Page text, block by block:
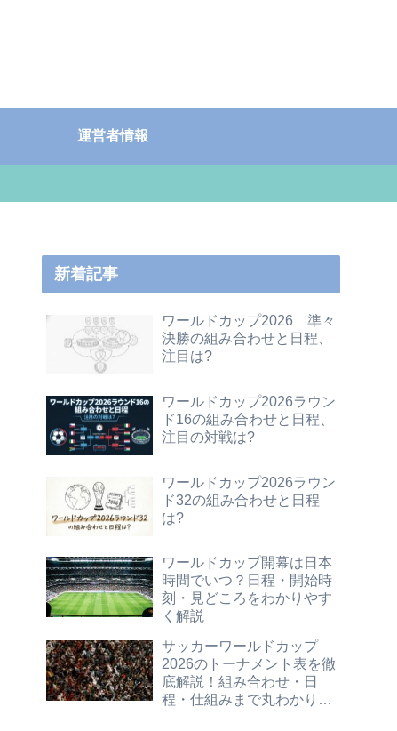
運営者情報
新着記事
ワールドカップ2026 準々
決勝の組み合わせと日程、
注目は?
ワールドカップ2026ラウン
ド16の組み合わせと日程、
注目の対戦は?
ワールドカップ2026ラウン
ド32の組み合わせと日程
は?
ワールドカップ開幕は日本
時間でいつ？日程・開始時
刻・見どころをわかりやす
く解説
サッカーワールドカップ
2026のトーナメント表を徹
底解説！組み合わせ・日
程・仕組みまで丸わかりガ